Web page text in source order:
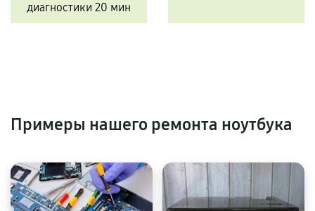
диагностики 20 мин
Примеры нашего ремонта ноутбука